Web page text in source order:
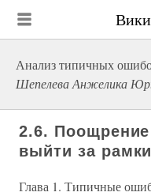
Анализ типичных
Шепелева Анжелика
2.6. Поощрение
выйти за
Глава 1. Типичные